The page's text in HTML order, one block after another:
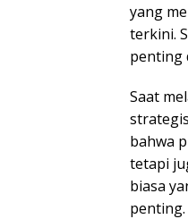
yang
terkini.
penting
Saat
bahwa
tetapi
biasa